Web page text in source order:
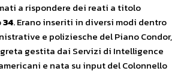
a rispondere dei reati a titolo
34. Erano inseriti in diversi modi dentro
e poliziesche del Piano Condor,
gestita dai Servizi di Intelligence
e nata su input del Colonnello